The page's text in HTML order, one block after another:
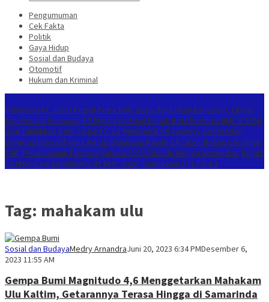
Pengumuman
Cek Fakta
Politik
Gaya Hidup
Sosial dan Budaya
Otomotif
Hukum dan Kriminal
Imbluewo FC Juara Futsal Putra BMC 2026, Taklukkan Banyan FC Lewat
Adu Penalti Semaring FC Melaju ke Final Sepak Bola Prestasi BMC V 2026
Usai Taklukkan Batu Singai FC 2-1 Mengenal Strawberry Generation,
Generasi Inovatif yang Kerap Dianggap Rapuh 14 Cabor Belum Serahkan
THB, Pelaksanaan Porprov Kaltara 2026 Ditunda Hingga NovemberBupati
FC Melaju ke Semifinal U-45 BMC 2026, Tundukkan OTL FC 4-1
Tag: mahakam ulu
Sosial dan BudayaMedry ArnandraJuni 20, 2023 6:34 PMDesember 6,
2023 11:55 AM
Gempa Bumi Magnitudo 4,6 Menggetarkan Mahakam
Ulu Kaltim, Getarannya Terasa Hingga di Samarinda